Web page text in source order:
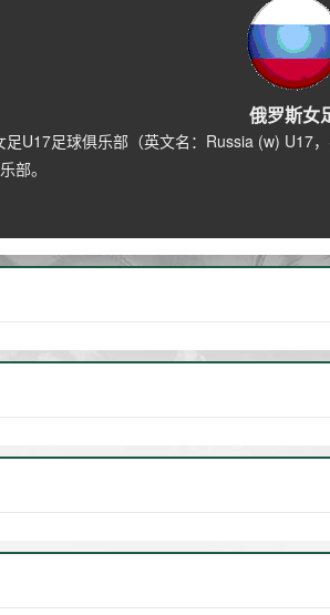
俄罗斯女
U17足球俱乐部（英文名：Russia (w) U17
部。